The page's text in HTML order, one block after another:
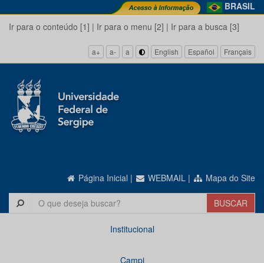
BRASIL
Ir para o conteúdo [1] | Ir para o menu [2] | Ir para a busca [3]
a+ a- a English Español Français
Página Inicial | WEBMAIL | Mapa do Site
Institucional
Campi